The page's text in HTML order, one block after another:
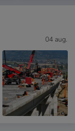
04 aug.